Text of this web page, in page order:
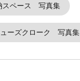
スペース 写真集
ーズクローク 写真集